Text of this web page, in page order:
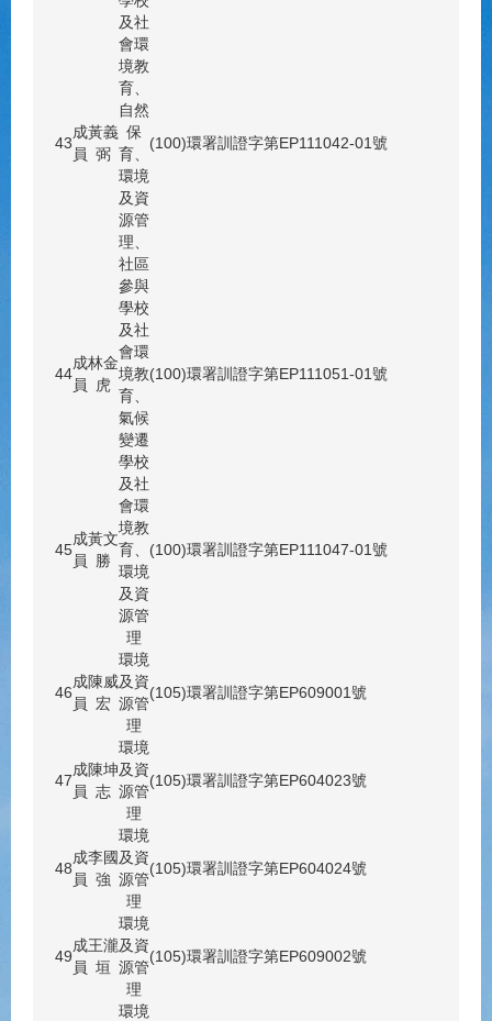
43
成
員
黃義
弼
及社
會環
境教
育、
自然
保
育、
環境
及資
源管
理、
社區
參與
(100)環署訓證字第EP111042-01號
44
成
員
林金
虎
學校
及社
會環
境教
育、
氣候
變遷
(100)環署訓證字第EP111051-01號
45
成
員
黃文
勝
學校
及社
會環
境教
育、
環境
及資
源管
理
(100)環署訓證字第EP111047-01號
46
成
員
陳威
宏
環境
及資
源管
理
(105)環署訓證字第EP609001號
47
成
員
陳坤
志
環境
及資
源管
理
(105)環署訓證字第EP604023號
48
成
員
李國
強
環境
及資
源管
理
(105)環署訓證字第EP604024號
49
成
員
王瀧
垣
環境
及資
源管
理
(105)環署訓證字第EP609002號
環境